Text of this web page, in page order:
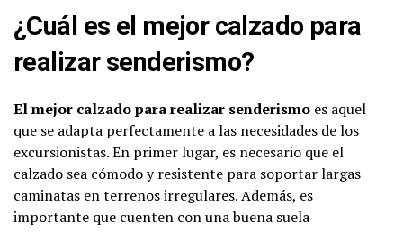
¿Cuál es el mejor calzado para
realizar senderismo?
El mejor calzado para realizar senderismo es aquel
que se adapta perfectamente a las necesidades de los
excursionistas. En primer lugar, es necesario que el
calzado sea cómodo y resistente para soportar largas
caminatas en terrenos irregulares. Además, es
importante que cuenten con una buena suela